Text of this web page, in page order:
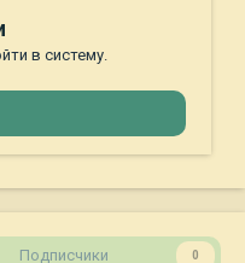
в систему.
Подписчики 0